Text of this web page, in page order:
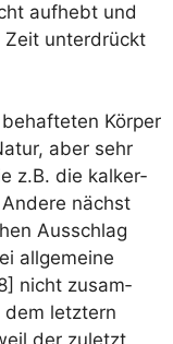
auf­hebt und
Zeit unter­drückt
Kör­per
aber sehr
z.B. die kal­k­er­
nächst
Aus­schlag
all­ge­mei­ne
nicht zusam­
dem letz­tern